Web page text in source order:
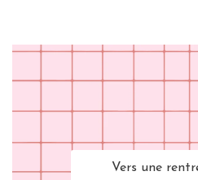
Vers une